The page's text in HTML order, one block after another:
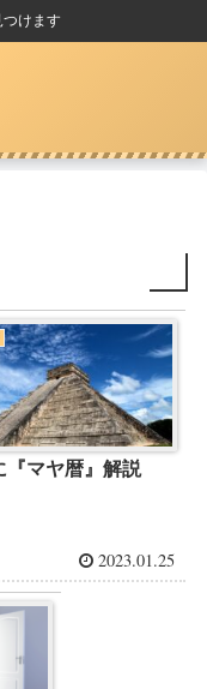
つけます
『マヤ暦』解説
2023.01.25